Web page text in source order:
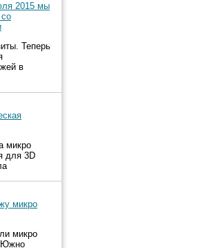
2015 мы
Теперь
в
микро
для 3D
микро
микро
Южно